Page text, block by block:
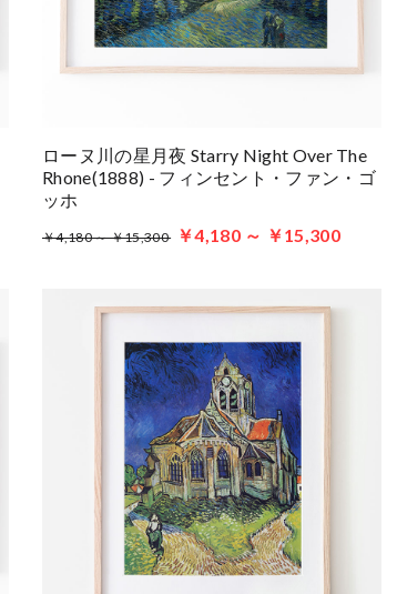
ローヌ川の星月夜 Starry Night Over The
Rhone(1888) - フィンセント・ファン・ゴ
ッホ
￥4,180 ～ ￥15,300 ￥4,180 ～ ￥15,300